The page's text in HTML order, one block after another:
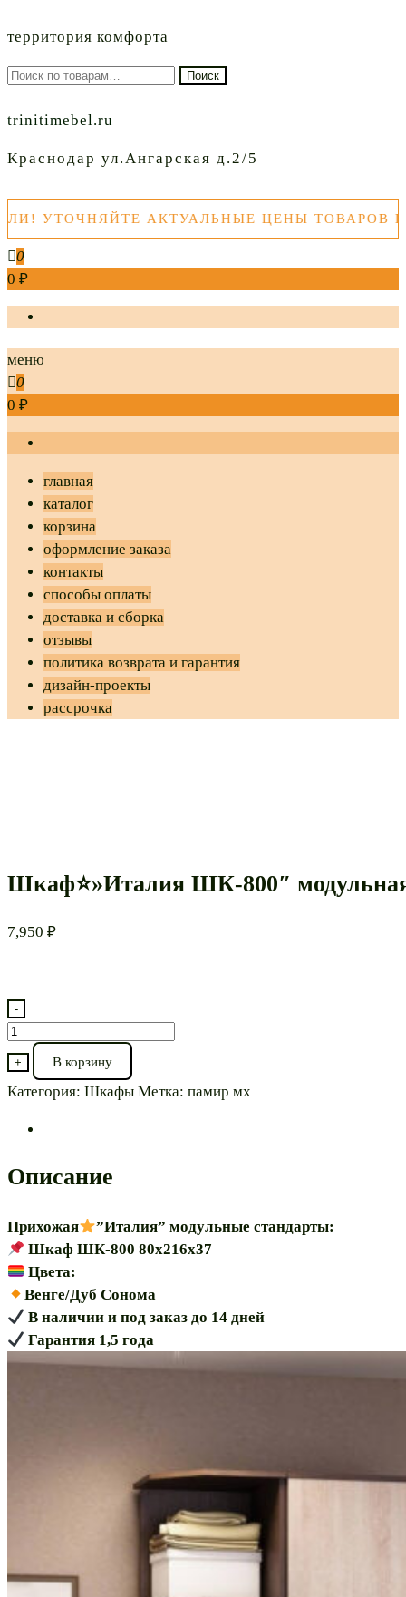
территория комфорта
Искать: Поиск
trinitimebel.ru
Краснодар ул.Ангарская д.2/5
АКТУАЛЬНЫЕ ЦЕНЫ ТОВАРОВ
0
0 ₽
меню
0
0 ₽
главная
каталог
корзина
оформление заказа
контакты
способы оплаты
доставка и сборка
отзывы
политика возврата и гарантия
дизайн-проекты
рассрочка
Шкаф⭐»Италия ШК-800″
7,950 ₽
-
Количество
товара
Шкаф⭐"Италия
ШК-800"
+ В корзину
Категория: Шкафы Метка: памир мх
Описание
Прихожая
”Италия” модульные стандарты:
Шкаф ШК-800 80х216х37
Цвета:
️Венге/Дуб Сонома
В наличии и под заказ до 14 дней
Гарантия 1,5 года